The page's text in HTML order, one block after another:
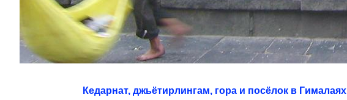
Кедарнат, джьётирлингам, гора и посёлок в Гималаях